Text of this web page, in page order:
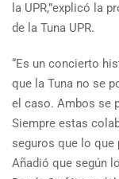
la UPR,”explicó la
de la Tuna UPR.
“Es un concierto
que la Tuna no se
el caso. Ambos se
Siempre estas
seguros que lo que
Añadió que según